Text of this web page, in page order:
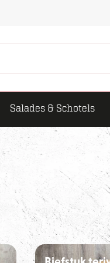
Salades & Schotels